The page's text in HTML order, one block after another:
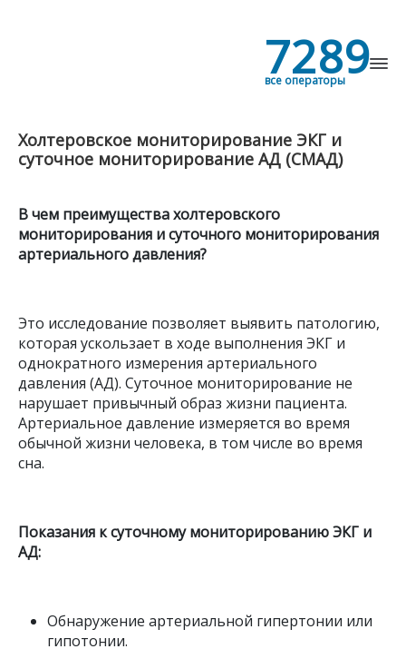
7289
все операторы
Холтеровское мониторирование ЭКГ и
суточное мониторирование АД (СМАД)
В чем преимущества холтеровского
мониторирования и суточного мониторирования
артериального давления?
Это исследование позволяет выявить патологию,
которая ускользает в ходе выполнения ЭКГ и
однократного измерения артериального
давления (АД). Суточное мониторирование не
нарушает привычный образ жизни пациента.
Артериальное давление измеряется во время
обычной жизни человека, в том числе во время
сна.
Показания к суточному мониторированию ЭКГ и
АД:
Обнаружение артериальной гипертонии или
гипотонии.